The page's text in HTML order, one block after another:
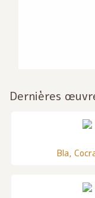
Dernières
Bla,